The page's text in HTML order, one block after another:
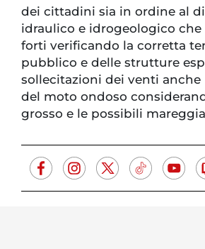
dei cittadini sia in ordine al
idraulico e idrogeologico che
forti verificando la corretta
pubblico e delle strutture
sollecitazioni dei venti
del moto ondoso
grosso e le possibili